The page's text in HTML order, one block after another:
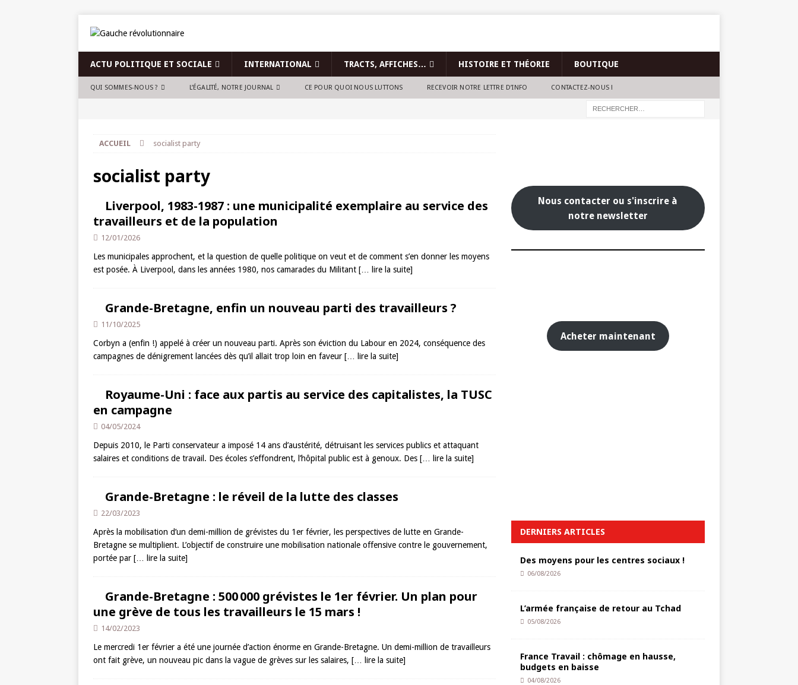
ACTU POLITIQUE ET SOCIALE INTERNATIONAL TRACTS, AFFICHES… HISTOIRE ET THÉORIE BOUTIQUE
QUI SOMMES-NOUS ? L’ÉGALITÉ, NOTRE JOURNAL CE POUR QUOI NOUS LUTTONS RECEVOIR NOTRE LETTRE D’INFO CONTACTEZ-NOUS !
ACCUEIL socialist party
socialist party
Liverpool, 1983-1987 : une municipalité exemplaire au service des
travailleurs et de la population
12/01/2026
Les municipales approchent, et la question de quelle politique on veut et de comment s’en donner les moyens
est posée. À Liverpool, dans les années 1980, nos camarades du Militant [… lire la suite]
Grande-Bretagne, enfin un nouveau parti des travailleurs ?
11/10/2025
Corbyn a (enfin !) appelé à créer un nouveau parti. Après son éviction du Labour en 2024, conséquence des
campagnes de dénigrement lancées dès qu’il allait trop loin en faveur [… lire la suite]
Royaume-Uni : face aux partis au service des capitalistes, la TUSC
en campagne
04/05/2024
Depuis 2010, le Parti conservateur a imposé 14 ans d’austérité, détruisant les services publics et attaquant
salaires et conditions de travail. Des écoles s’effondrent, l’hôpital public est à genoux. Des [… lire la suite]
Grande-Bretagne : le réveil de la lutte des classes
22/03/2023
Après la mobilisation d’un demi-million de grévistes du 1er février, les perspectives de lutte en Grande-
Bretagne se multiplient. L’objectif de construire une mobilisation nationale offensive contre le gouvernement,
portée par [… lire la suite]
Grande-Bretagne : 500 000 grévistes le 1er février. Un plan pour
une grève de tous les travailleurs le 15 mars !
14/02/2023
Le mercredi 1er février a été une journée d’action énorme en Grande-Bretagne. Un demi-million de travailleurs
ont fait grève, un nouveau pic dans la vague de grèves sur les salaires, [… lire la suite]
Nous contacter ou s'inscrire à
notre newsletter
Acheter maintenant
DERNIERS ARTICLES
Des moyens pour les centres sociaux !
06/08/2026
L’armée française de retour au Tchad
05/08/2026
France Travail : chômage en hausse,
budgets en baisse
04/08/2026